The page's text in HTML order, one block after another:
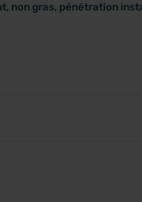
non gras, pénétration